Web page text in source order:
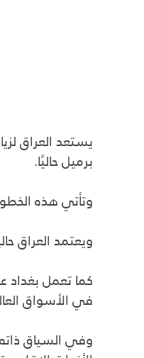
برميل حاليًا.
وتأتي هذه
ويعتمد العراق
كما تعمل بغداد
في الأسواق
وفي السياق